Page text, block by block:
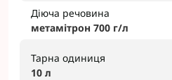
Діюча речовина
метамітрон 700 г/л
Тарна одиниця
10 л